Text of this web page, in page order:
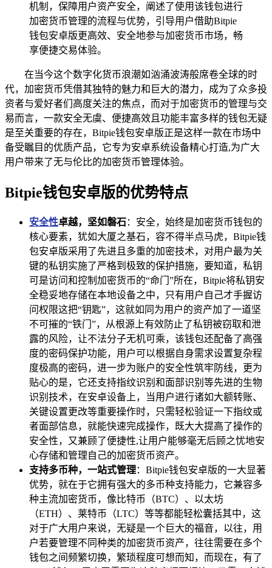
机制，保障用户资产安全，阐述了使用该钱包进行
加密货币管理的流程与优势，引导用户借助Bitpie
钱包安卓版更高效、安全地参与加密货币市场，畅
享便捷交易体验。
在当今这个数字化货币浪潮如汹涌波涛般席卷全球的时
代，加密货币凭借其独特的魅力和巨大的潜力，成为了众多投
资者与爱好者们高度关注的焦点，而对于加密货币的管理与交
易而言，一款安全无虞、便捷高效且功能丰富多样的钱包无疑
是至关重要的存在，Bitpie钱包安卓版正是这样一款在市场中
备受瞩目的优质产品，它专为安卓系统设备精心打造,为广大
用户带来了无与伦比的加密货币管理体验。
Bitpie钱包安卓版的优势特点
安全性卓越，坚如磐石：安全，始终是加密货币钱包的
核心要素，犹如大厦之基石，容不得半点马虎，Bitpie钱
包安卓版采用了先进且多重的加密技术，对用户最为关
键的私钥实施了严格到极致的保护措施，要知道，私钥
可是访问和控制加密货币的“命门”所在，Bitpie将私钥安
全稳妥地存储在本地设备之中，只有用户自己才手握访
问权限这把“钥匙”，这就如同为用户的资产加了一道坚
不可摧的“铁门”，从根源上有效防止了私钥被窃取和泄
露的风险，让不法分子无机可乘，该钱包还配备了高强
度的密码保护功能，用户可以根据自身需求设置复杂程
度极高的密码，进一步为账户的安全性筑牢防线，更为
贴心的是，它还支持指纹识别和面部识别等先进的生物
识别技术，在安卓设备上，当用户进行诸如大额转账、
关键设置更改等重要操作时，只需轻松验证一下指纹或
者面部信息，就能快速完成操作，既大大提高了操作的
安全性，又兼顾了便捷性,让用户能够毫无后顾之忧地安
心存储和管理自己的加密货币资产。
支持多币种，一站式管理：Bitpie钱包安卓版的一大显著
优势，就在于它拥有强大的多币种支持能力，它兼容多
种主流加密货币，像比特币（BTC）、以太坊
（ETH）、莱特币（LTC）等等都能轻松囊括其中，这
对于广大用户来说，无疑是一个巨大的福音，以往，用
户若要管理不同种类的加密货币资产，往往需要在多个
钱包之间频繁切换，繁琐程度可想而知，而现在，有了